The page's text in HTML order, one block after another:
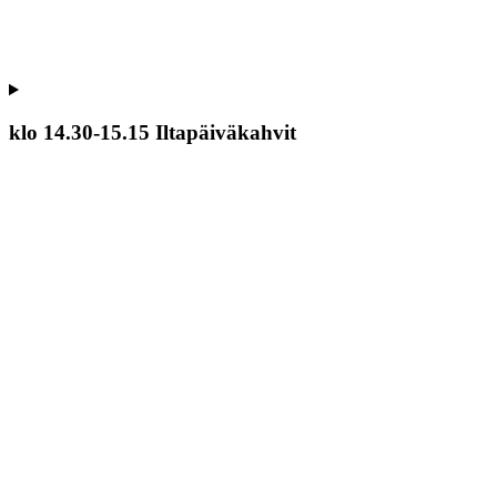
klo 14.30-15.15 Iltapäiväkahvit